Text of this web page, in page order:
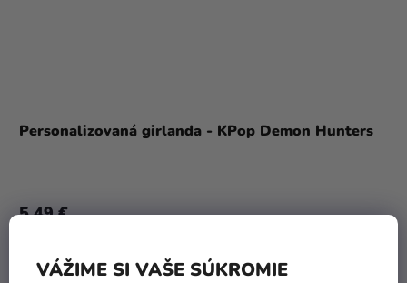
VÁŽIME SI VAŠE SÚKROMIE
Personalizovaná girlanda - KPop Demon Hunters
5,49 €
DO KOŠÍKA